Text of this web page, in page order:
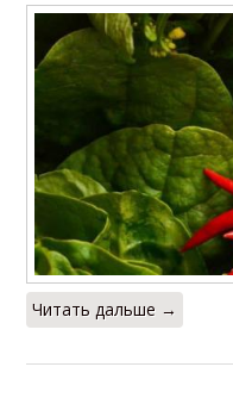
Читать дальше →